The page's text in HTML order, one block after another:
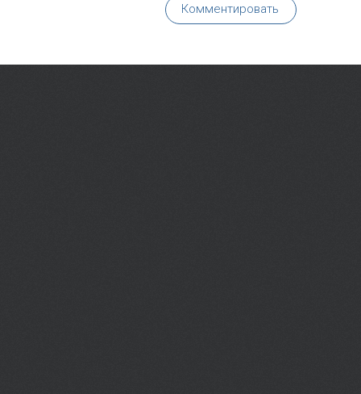
Комментировать